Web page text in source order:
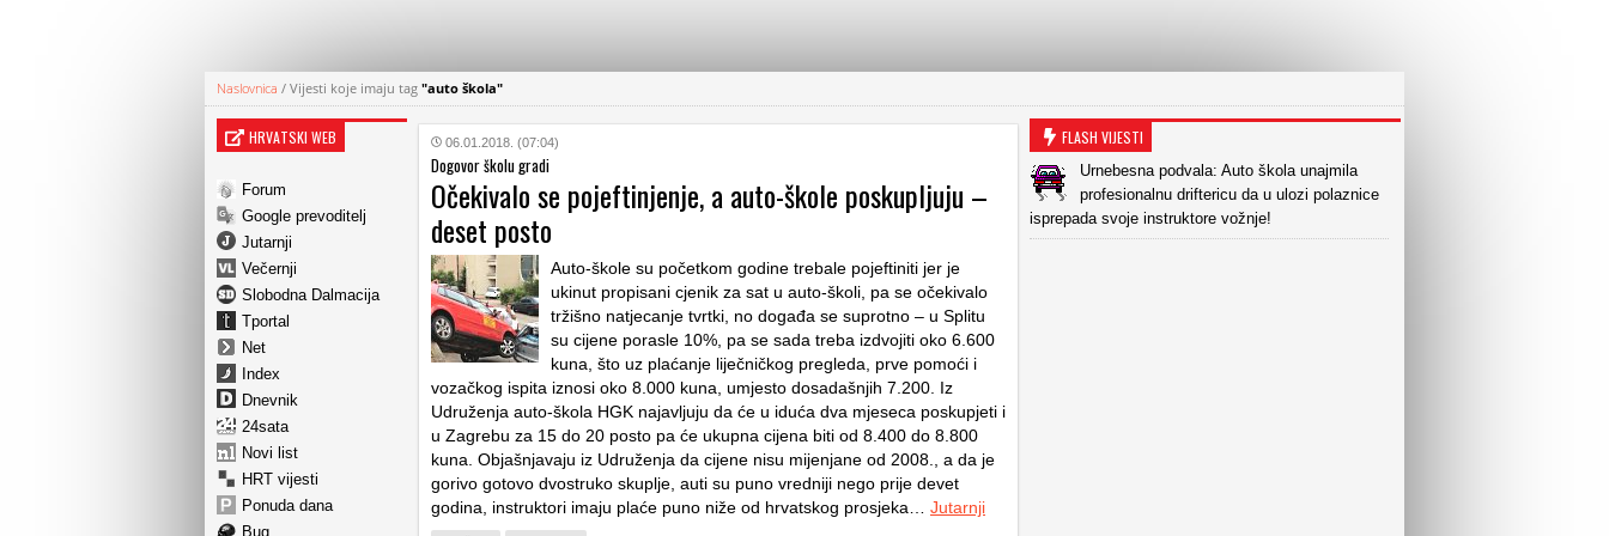
Naslovnica / Vijesti koje imaju tag "auto škola"
HRVATSKI WEB
Forum
Google prevoditelj
Jutarnji
Večernji
Slobodna Dalmacija
Tportal
Net
Index
Dnevnik
24sata
Novi list
HRT vijesti
Ponuda dana
Bug
06.01.2018. (07:04)
Dogovor školu gradi
Očekivalo se pojeftinjenje, a auto-škole poskupljuju –
deset posto
Auto-škole su početkom godine trebale pojeftiniti jer je
ukinut propisani cjenik za sat u auto-školi, pa se očekivalo
tržišno natjecanje tvrtki, no događa se suprotno – u Splitu
su cijene porasle 10%, pa se sada treba izdvojiti oko 6.600
kuna, što uz plaćanje liječničkog pregleda, prve pomoći i
vozačkog ispita iznosi oko 8.000 kuna, umjesto dosadašnjih 7.200. Iz
Udruženja auto-škola HGK najavljuju da će u iduća dva mjeseca poskupjeti i
u Zagrebu za 15 do 20 posto pa će ukupna cijena biti od 8.400 do 8.800
kuna. Objašnjavaju iz Udruženja da cijene nisu mijenjane od 2008., a da je
gorivo gotovo dvostruko skuplje, auti su puno vredniji nego prije devet
godina, instruktori imaju plaće puno niže od hrvatskog prosjeka… Jutarnji
FLASH VIJESTI
Urnebesna podvala: Auto škola unajmila
profesionalnu driftericu da u ulozi polaznice
isprepada svoje instruktore vožnje!